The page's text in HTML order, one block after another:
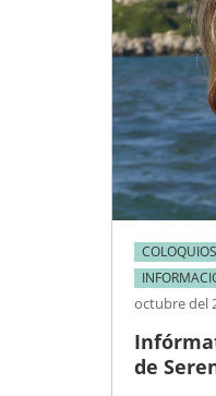
octubre del
de